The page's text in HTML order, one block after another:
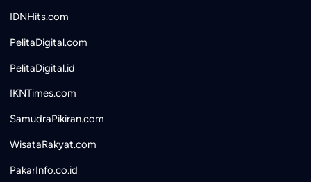
IDNHits.com
PelitaDigital.com
PelitaDigital.id
IKNTimes.com
SamudraPikiran.com
WisataRakyat.com
PakarInfo.co.id